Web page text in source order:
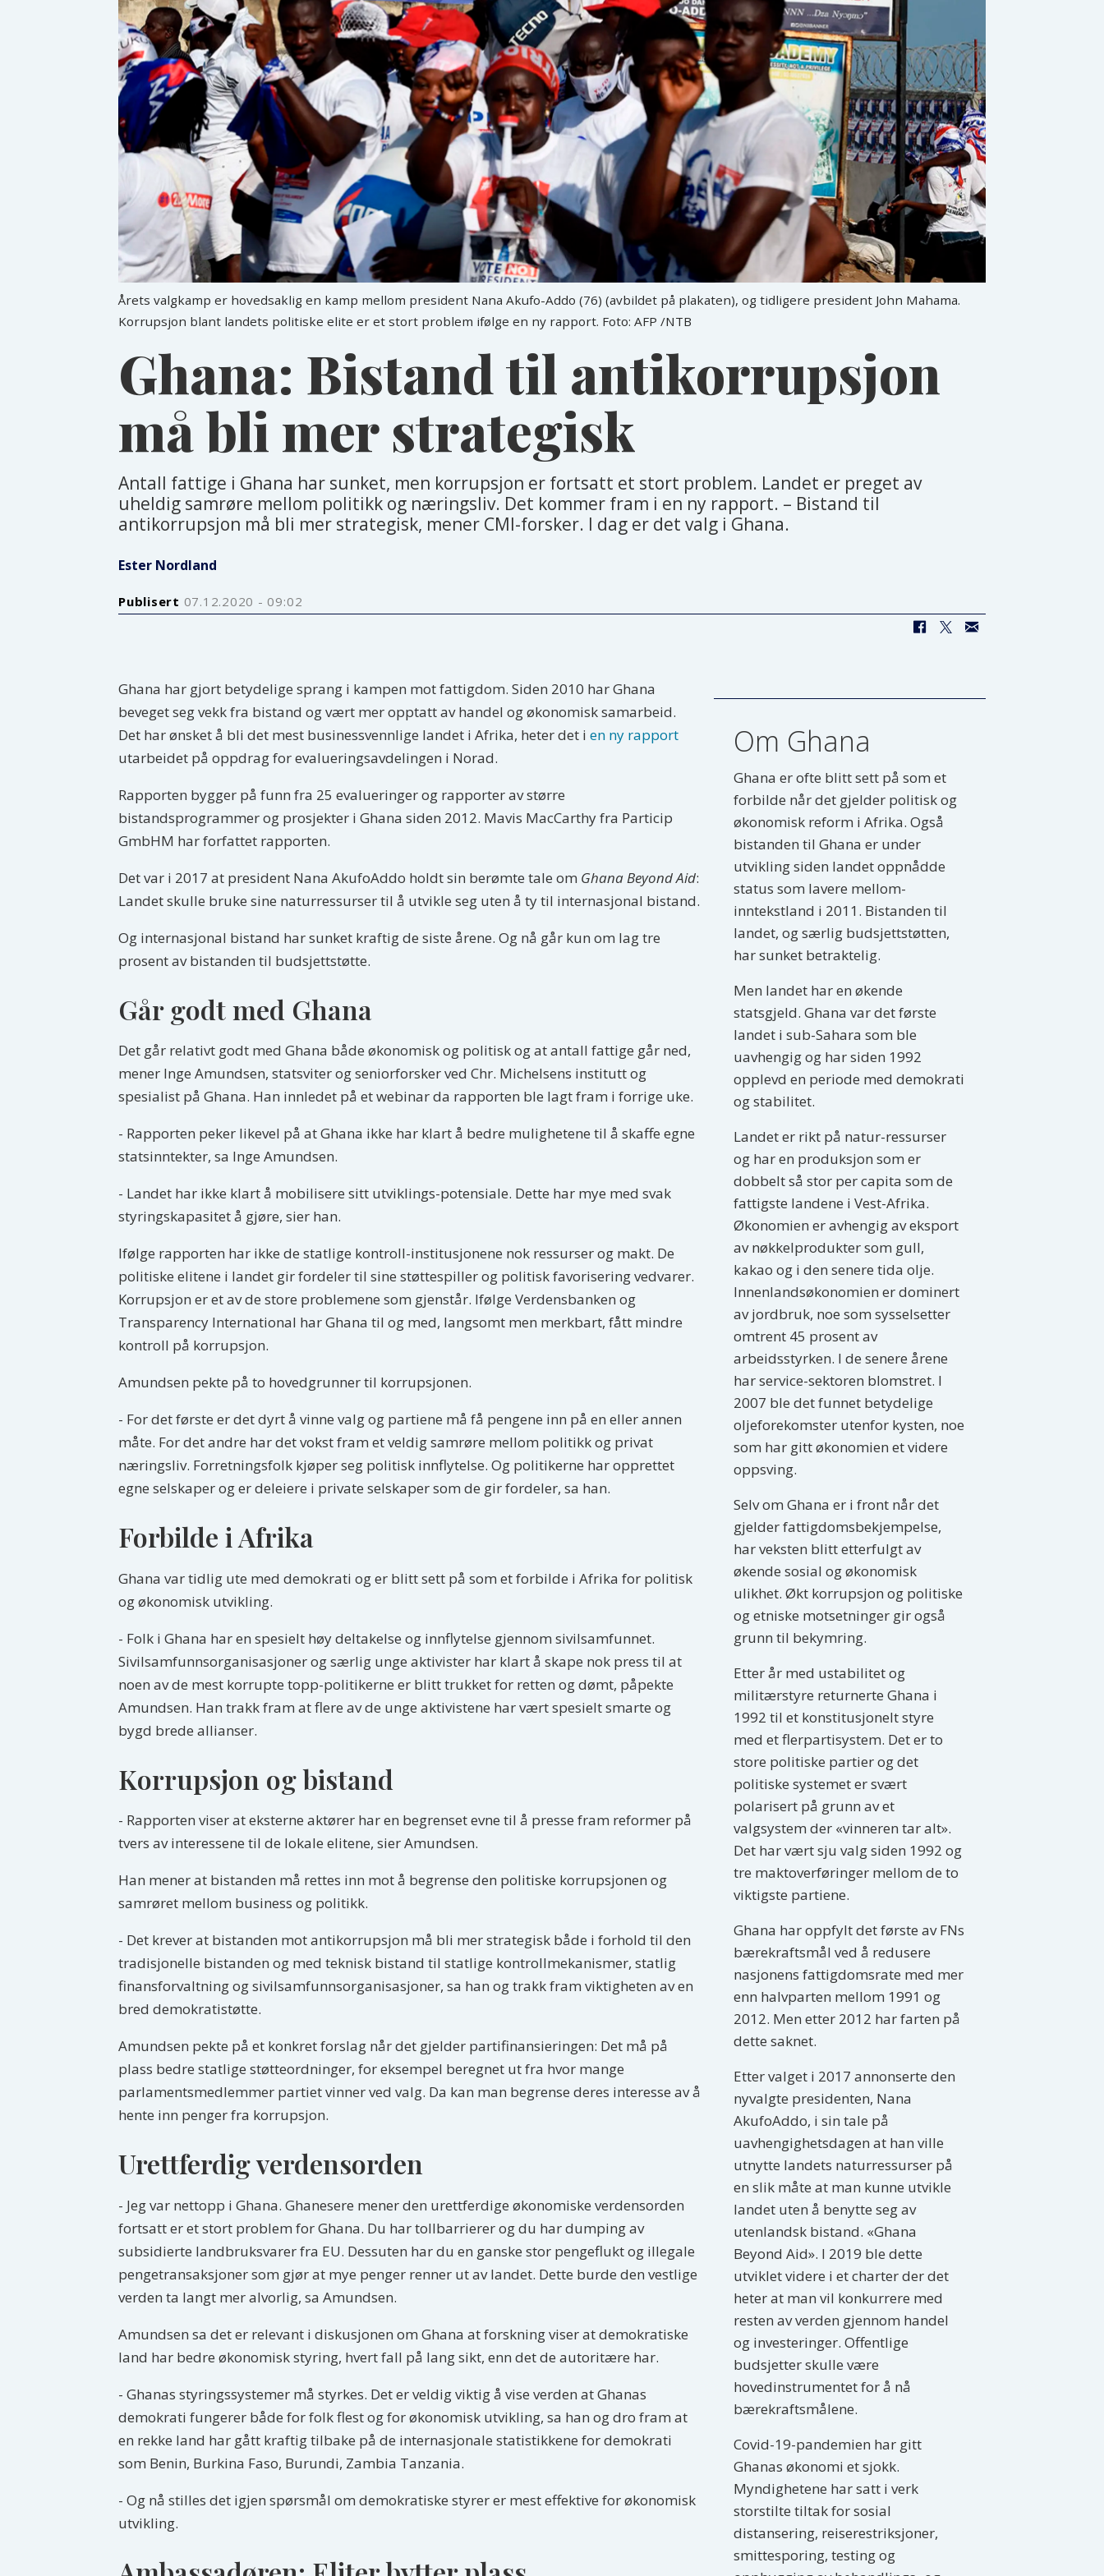
Årets valgkamp er hovedsaklig en kamp mellom president Nana Akufo-Addo (76) (avbildet på plakaten), og tidligere president John Mahama.
Korrupsjon blant landets politiske elite er et stort problem ifølge en ny rapport. Foto: AFP /NTB
Ghana: Bistand til antikorrupsjon
må bli mer strategisk
Antall fattige i Ghana har sunket, men korrupsjon er fortsatt et stort problem. Landet er preget av
uheldig samrøre mellom politikk og næringsliv. Det kommer fram i en ny rapport. – Bistand til
antikorrupsjon må bli mer strategisk, mener CMI-forsker. I dag er det valg i Ghana.
Ester Nordland
Publisert 07.12.2020 - 09:02
Om Ghana
Ghana er ofte blitt sett på som et
forbilde når det gjelder politisk og
økonomisk reform i Afrika. Også
bistanden til Ghana er under
utvikling siden landet oppnådde
status som lavere mellom-
inntekstland i 2011. Bistanden til
landet, og særlig budsjettstøtten,
har sunket betraktelig.
Men landet har en økende
statsgjeld. Ghana var det første
landet i sub-Sahara som ble
uavhengig og har siden 1992
opplevd en periode med demokrati
og stabilitet.
Landet er rikt på natur-ressurser
og har en produksjon som er
dobbelt så stor per capita som de
fattigste landene i Vest-Afrika.
Økonomien er avhengig av eksport
av nøkkelprodukter som gull,
kakao og i den senere tida olje.
Innenlandsøkonomien er dominert
av jordbruk, noe som sysselsetter
omtrent 45 prosent av
arbeidsstyrken. I de senere årene
har service-sektoren blomstret. I
2007 ble det funnet betydelige
oljeforekomster utenfor kysten, noe
som har gitt økonomien et videre
oppsving.
Selv om Ghana er i front når det
gjelder fattigdomsbekjempelse,
har veksten blitt etterfulgt av
økende sosial og økonomisk
ulikhet. Økt korrupsjon og politiske
og etniske motsetninger gir også
grunn til bekymring.
Etter år med ustabilitet og
militærstyre returnerte Ghana i
1992 til et konstitusjonelt styre
med et flerpartisystem. Det er to
store politiske partier og det
politiske systemet er svært
polarisert på grunn av et
valgsystem der «vinneren tar alt».
Det har vært sju valg siden 1992 og
tre maktoverføringer mellom de to
viktigste partiene.
Ghana har oppfylt det første av FNs
bærekraftsmål ved å redusere
nasjonens fattigdomsrate med mer
enn halvparten mellom 1991 og
2012. Men etter 2012 har farten på
dette saknet.
Etter valget i 2017 annonserte den
nyvalgte presidenten, Nana
AkufoAddo, i sin tale på
uavhengighetsdagen at han ville
utnytte landets naturressurser på
en slik måte at man kunne utvikle
landet uten å benytte seg av
utenlandsk bistand. «Ghana
Beyond Aid». I 2019 ble dette
utviklet videre i et charter der det
heter at man vil konkurrere med
resten av verden gjennom handel
og investeringer. Offentlige
budsjetter skulle være
hovedinstrumentet for å nå
bærekraftsmålene.
Covid-19-pandemien har gitt
Ghanas økonomi et sjokk.
Myndighetene har satt i verk
storstilte tiltak for sosial
distansering, reiserestriksjoner,
smittesporing, testing og
Ghana har gjort betydelige sprang i kampen mot fattigdom. Siden 2010 har Ghana
beveget seg vekk fra bistand og vært mer opptatt av handel og økonomisk samarbeid.
Det har ønsket å bli det mest businessvennlige landet i Afrika, heter det i en ny rapport
utarbeidet på oppdrag for evalueringsavdelingen i Norad.
Rapporten bygger på funn fra 25 evalueringer og rapporter av større
bistandsprogrammer og prosjekter i Ghana siden 2012. Mavis MacCarthy fra Particip
GmbHM har forfattet rapporten.
Det var i 2017 at president Nana AkufoAddo holdt sin berømte tale om Ghana Beyond Aid:
Landet skulle bruke sine naturressurser til å utvikle seg uten å ty til internasjonal bistand.
Og internasjonal bistand har sunket kraftig de siste årene. Og nå går kun om lag tre
prosent av bistanden til budsjettstøtte.
Går godt med Ghana
Det går relativt godt med Ghana både økonomisk og politisk og at antall fattige går ned,
mener Inge Amundsen, statsviter og seniorforsker ved Chr. Michelsens institutt og
spesialist på Ghana. Han innledet på et webinar da rapporten ble lagt fram i forrige uke.
- Rapporten peker likevel på at Ghana ikke har klart å bedre mulighetene til å skaffe egne
statsinntekter, sa Inge Amundsen.
- Landet har ikke klart å mobilisere sitt utviklings-potensiale. Dette har mye med svak
styringskapasitet å gjøre, sier han.
Ifølge rapporten har ikke de statlige kontroll-institusjonene nok ressurser og makt. De
politiske elitene i landet gir fordeler til sine støttespiller og politisk favorisering vedvarer.
Korrupsjon er et av de store problemene som gjenstår. Ifølge Verdensbanken og
Transparency International har Ghana til og med, langsomt men merkbart, fått mindre
kontroll på korrupsjon.
Amundsen pekte på to hovedgrunner til korrupsjonen.
- For det første er det dyrt å vinne valg og partiene må få pengene inn på en eller annen
måte. For det andre har det vokst fram et veldig samrøre mellom politikk og privat
næringsliv. Forretningsfolk kjøper seg politisk innflytelse. Og politikerne har opprettet
egne selskaper og er deleiere i private selskaper som de gir fordeler, sa han.
Forbilde i Afrika
Ghana var tidlig ute med demokrati og er blitt sett på som et forbilde i Afrika for politisk
og økonomisk utvikling.
- Folk i Ghana har en spesielt høy deltakelse og innflytelse gjennom sivilsamfunnet.
Sivilsamfunnsorganisasjoner og særlig unge aktivister har klart å skape nok press til at
noen av de mest korrupte topp-politikerne er blitt trukket for retten og dømt, påpekte
Amundsen. Han trakk fram at flere av de unge aktivistene har vært spesielt smarte og
bygd brede allianser.
Korrupsjon og bistand
- Rapporten viser at eksterne aktører har en begrenset evne til å presse fram reformer på
tvers av interessene til de lokale elitene, sier Amundsen.
Han mener at bistanden må rettes inn mot å begrense den politiske korrupsjonen og
samrøret mellom business og politikk.
- Det krever at bistanden mot antikorrupsjon må bli mer strategisk både i forhold til den
tradisjonelle bistanden og med teknisk bistand til statlige kontrollmekanismer, statlig
finansforvaltning og sivilsamfunnsorganisasjoner, sa han og trakk fram viktigheten av en
bred demokratistøtte.
Amundsen pekte på et konkret forslag når det gjelder partifinansieringen: Det må på
plass bedre statlige støtteordninger, for eksempel beregnet ut fra hvor mange
parlamentsmedlemmer partiet vinner ved valg. Da kan man begrense deres interesse av å
hente inn penger fra korrupsjon.
Urettferdig verdensorden
- Jeg var nettopp i Ghana. Ghanesere mener den urettferdige økonomiske verdensorden
fortsatt er et stort problem for Ghana. Du har tollbarrierer og du har dumping av
subsidierte landbruksvarer fra EU. Dessuten har du en ganske stor pengeflukt og illegale
pengetransaksjoner som gjør at mye penger renner ut av landet. Dette burde den vestlige
verden ta langt mer alvorlig, sa Amundsen.
Amundsen sa det er relevant i diskusjonen om Ghana at forskning viser at demokratiske
land har bedre økonomisk styring, hvert fall på lang sikt, enn det de autoritære har.
- Ghanas styringssystemer må styrkes. Det er veldig viktig å vise verden at Ghanas
demokrati fungerer både for folk flest og for økonomisk utvikling, sa han og dro fram at
en rekke land har gått kraftig tilbake på de internasjonale statistikkene for demokrati
som Benin, Burkina Faso, Burundi, Zambia Tanzania.
- Og nå stilles det igjen spørsmål om demokratiske styrer er mest effektive for økonomisk
utvikling.